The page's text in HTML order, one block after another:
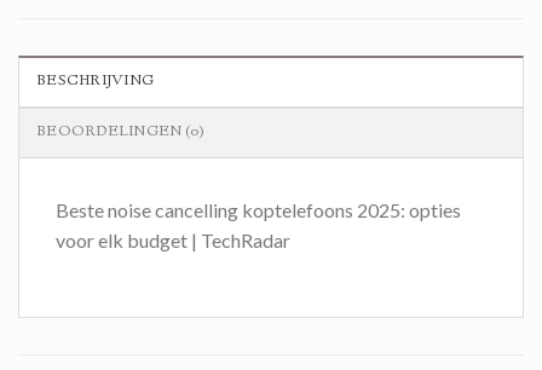
BESCHRIJVING
BEOORDELINGEN (0)
Beste noise cancelling koptelefoons 2025: opties
voor elk budget | TechRadar